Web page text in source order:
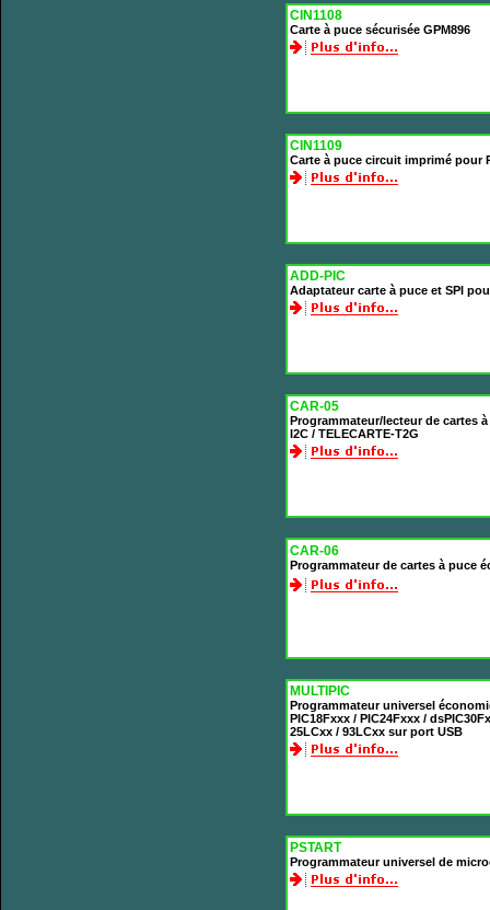
CIN1108
Carte à puce sécurisée GPM896
CIN1109
Carte à puce circuit imprimé pour
ADD-PIC
Adaptateur carte à puce et SPI
CAR-05
Programmateur/lecteur de cartes
I2C / TELECARTE-T2G
CAR-06
Programmateur de cartes à puce
MULTIPIC
Programmateur universel
PIC18Fxxx / PIC24Fxxx /
25LCxx / 93LCxx sur port USB
PSTART
Programmateur universel de